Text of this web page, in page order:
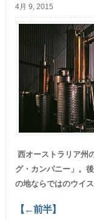
4月 9, 2015
西オーストラリア州
グ・カンパニー」。
の地ならではのウイ
【←前半】